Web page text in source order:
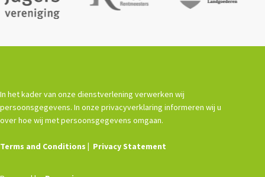
In het kader van onze dienstverlening verwerken wij
persoonsgegevens. In onze privacyverklaring informeren wij u
over hoe wij met persoonsgegevens omgaan.
Terms and Conditions Privacy Statement